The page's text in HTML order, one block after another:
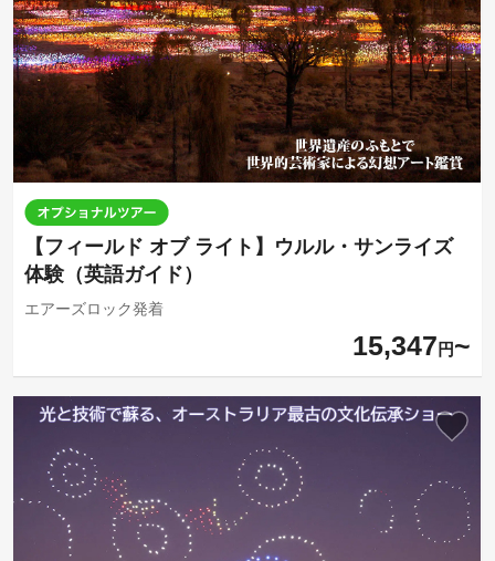
【フィールド オブ ライト】ウルル・サンライズ
体験（英語ガイド）
エアーズロック発着
15,347 円